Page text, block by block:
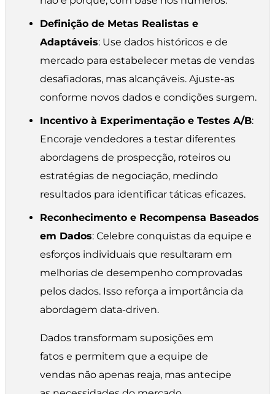
Definição de Metas Realistas e
Adaptáveis: Use dados históricos e de
mercado para estabelecer metas de vendas
desafiadoras, mas alcançáveis. Ajuste-as
conforme novos dados e condições surgem.
Incentivo à Experimentação e Testes A/B:
Encoraje vendedores a testar diferentes
abordagens de prospecção, roteiros ou
estratégias de negociação, medindo
resultados para identificar táticas eficazes.
Reconhecimento e Recompensa Baseados
em Dados: Celebre conquistas da equipe e
esforços individuais que resultaram em
melhorias de desempenho comprovadas
pelos dados. Isso reforça a importância da
abordagem data-driven.
Dados transformam suposições em
fatos e permitem que a equipe de
vendas não apenas reaja, mas antecipe